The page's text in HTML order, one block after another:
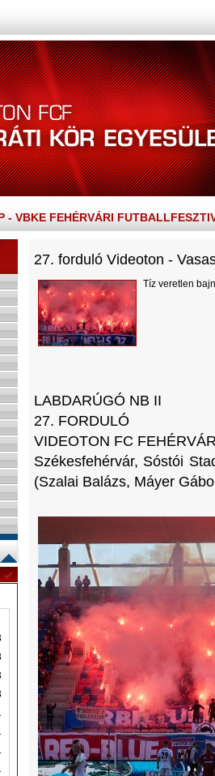
- VBKE FEHÉRVÁRI
27. forduló Videoton -
Tíz veretlen
LABDARÚGÓ NB II
27. FORDULÓ
VIDEOTON FC
Székesfehérvár, Sóstói
(Szalai Balázs, Máyer